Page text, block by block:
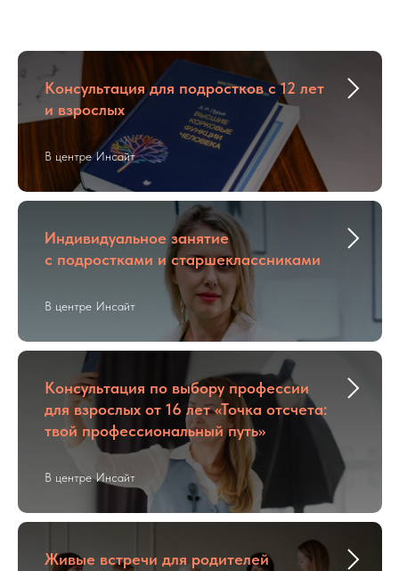
Консультация для подростков с 12 лет
и взрослых
В центре Инсайт
Индивидуальное занятие
с подростками и старшеклассниками
В центре Инсайт
Консультация по выбору профессии
для взрослых от 16 лет «Точка отсчета:
твой профессиональный путь»
В центре Инсайт
Живые встречи для родителей